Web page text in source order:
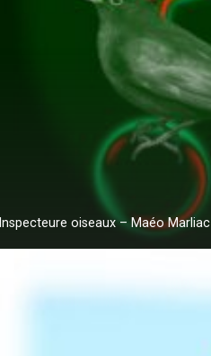
Inspecteure oiseaux – Maéo Marliac